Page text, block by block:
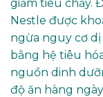
giảm tiêu chảy.
Nestle được
ngừa nguy cơ dị
bằng hệ tiêu
nguồn dinh
độ ăn hàng